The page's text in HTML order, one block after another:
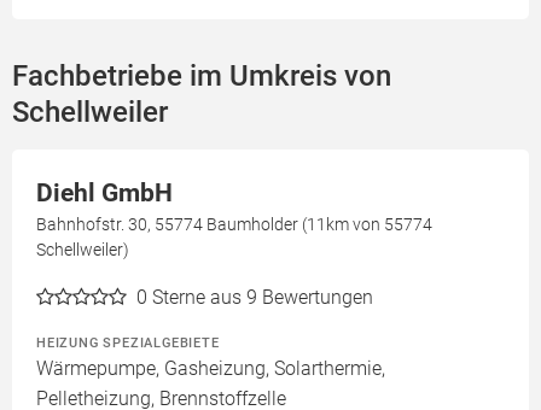
Fachbetriebe im Umkreis von
Schellweiler
Diehl GmbH
Bahnhofstr. 30, 55774 Baumholder (11km von 55774
Schellweiler)
0 Sterne aus 9 Bewertungen
HEIZUNG SPEZIALGEBIETE
Wärmepumpe, Gasheizung, Solarthermie,
Pelletheizung, Brennstoffzelle